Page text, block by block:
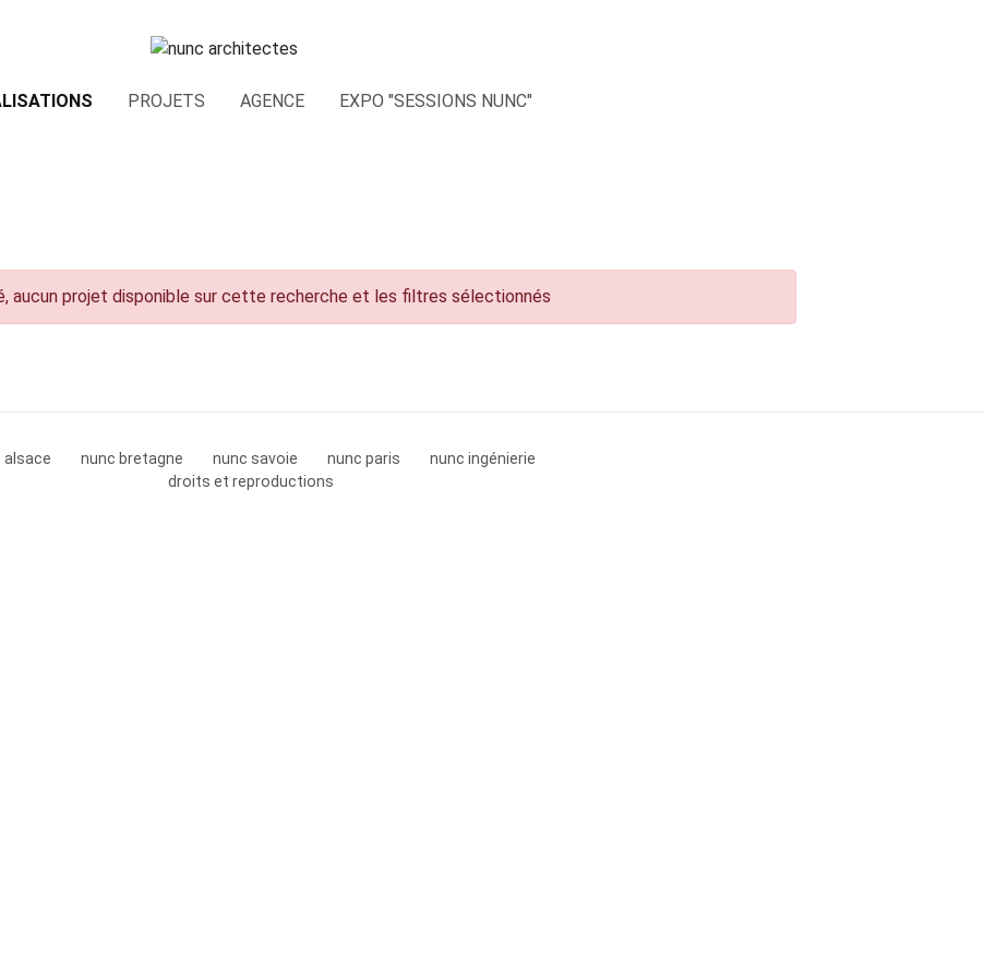
PROJETS AGENCE EXPO "SESSIONS NUNC"
aucun projet disponible sur cette recherche et les filtres sélectionnés
alsace nunc bretagne nunc savoie nunc paris
nunc ingénierie
droits et reproductions